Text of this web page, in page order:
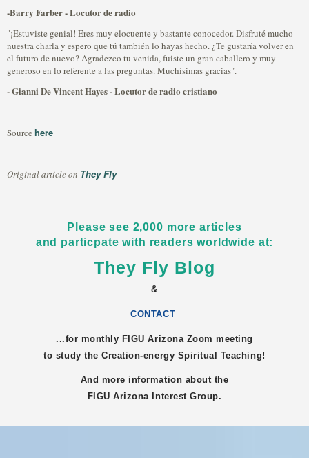
-Barry Farber - Locutor de radio
"¡Estuviste genial! Eres muy elocuente y bastante conocedor. Disfruté mucho
nuestra charla y espero que tú también lo hayas hecho. ¿Te gustaría volver en
el futuro de nuevo? Agradezco tu venida, fuiste un gran caballero y muy
generoso en lo referente a las preguntas. Muchísimas gracias".
- Gianni De Vincent Hayes - Locutor de radio cristiano
Source here
Original article on They Fly
Please see 2,000 more articles
and particpate with readers worldwide at:
They Fly Blog
&
CONTACT
...for monthly FIGUArizona Zoom meeting
to study the Creation-energy Spiritual Teaching!
And more information about the
FIGUArizonaInterest Group.